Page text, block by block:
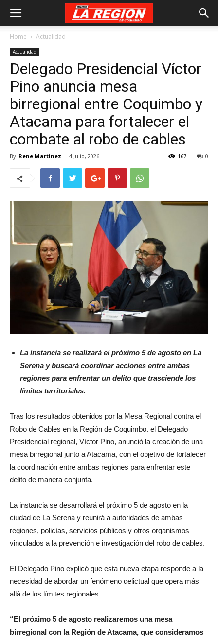
Home Actualidad
Actualidad
Delegado Presidencial Víctor
Pino anuncia mesa
birregional entre Coquimbo y
Atacama para fortalecer el
combate al robo de cables
By Rene Martinez - 4 Julio, 2026 0
167
La instancia se realizará el próximo 5 de agosto en La
Serena y buscará coordinar acciones entre ambas
regiones para enfrentar un delito que trasciende los
límites territoriales.
Tras los resultados obtenidos por la Mesa Regional contra el
Robo de Cables en la Región de Coquimbo, el Delegado
Presidencial regional, Víctor Pino, anunció la creación de una
mesa birregional junto a Atacama, con el objetivo de fortalecer
la coordinación entre ambas regiones para enfrentar este
delito de manera conjunta.
La instancia se desarrollará el próximo 5 de agosto en la
ciudad de La Serena y reunirá a autoridades de ambas
regiones, policías, servicios públicos y otros organismos
vinculados a la prevención e investigación del robo de cables.
El Delegado Pino explicó que esta nueva etapa responde a la
necesidad de abordar un fenómeno delictual que opera más
allá de los límites regionales.
“El próximo 5 de agosto realizaremos una mesa
birregional con la Región de Atacama, que consideramos